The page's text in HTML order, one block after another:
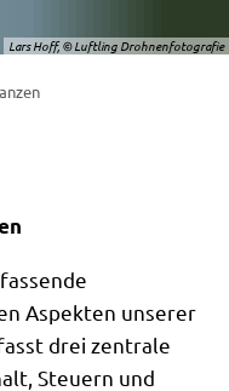
Lars Hoff, © Luftling Drohnenfotografie
Aspekten unserer
drei zentrale
Steuern und